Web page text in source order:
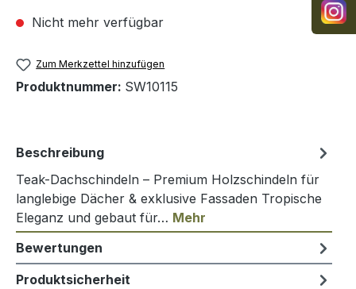
Nicht mehr verfügbar
Zum Merkzettel hinzufügen
Produktnummer: SW10115
Beschreibung
Teak-Dachschindeln – Premium Holzschindeln für
langlebige Dächer & exklusive Fassaden Tropische
Eleganz und gebaut für… Mehr
Bewertungen
Produktsicherheit